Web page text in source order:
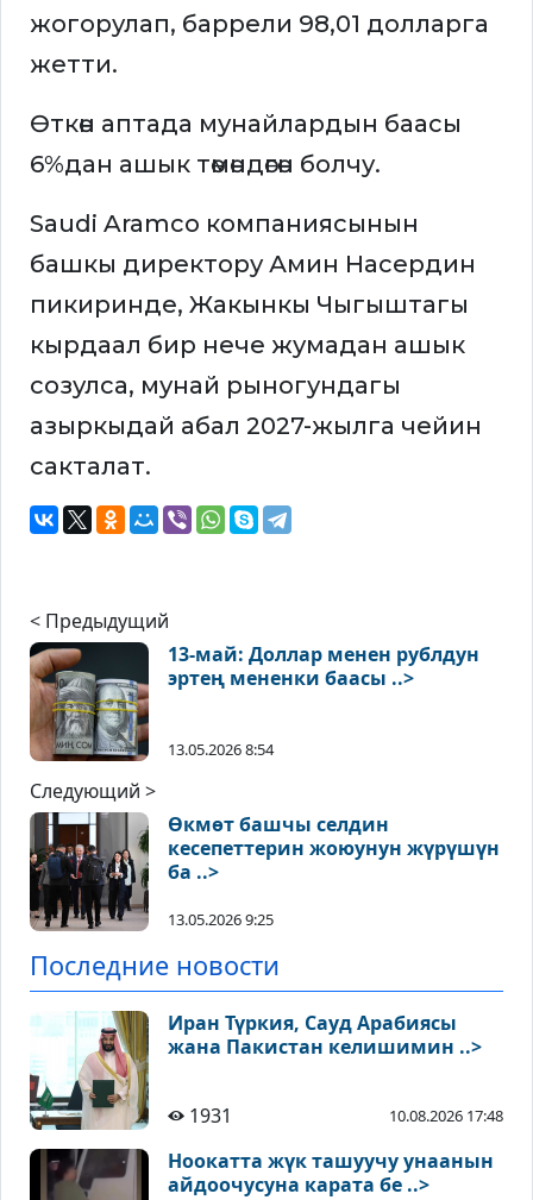
жогорулап, баррели 98,01 долларга
жетти.
Өткөн аптада мунайлардын баасы
6%дан ашык төмөндөгөн болчу.
Saudi Aramco компаниясынын
башкы директору Амин Насердин
пикиринде, Жакынкы Чыгыштагы
кырдаал бир нече жумадан ашык
созулса, мунай рыногундагы
азыркыдай абал 2027-жылга чейин
сакталат.
< Предыдущий
13-май: Доллар менен рублдун
эртең мененки баасы ..>
13.05.2026 8:54
Следующий >
Өкмөт башчы селдин
кесепеттерин жоюунун жүрүшүн
ба ..>
13.05.2026 9:25
Последние новости
Иран Түркия, Сауд Арабиясы
жана Пакистан келишимин ..>
1931 10.08.2026 17:48
Ноокатта жүк ташуучу унаанын
айдоочусуна карата бе ..>